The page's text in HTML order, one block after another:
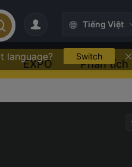
Tiếng Việt
language? Switch
EXPO Phân tích